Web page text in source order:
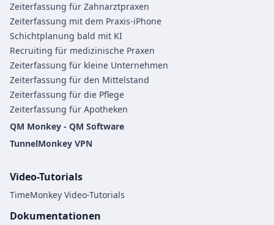
Zeiterfassung für Zahnarztpraxen
Zeiterfassung mit dem Praxis-iPhone
Schichtplanung bald mit KI
Recruiting für medizinische Praxen
Zeiterfassung für kleine Unternehmen
Zeiterfassung für den Mittelstand
Zeiterfassung für die Pflege
Zeiterfassung für Apotheken
QM Monkey - QM Software
TunnelMonkey VPN
Video-Tutorials
TimeMonkey Video-Tutorials
Dokumentationen